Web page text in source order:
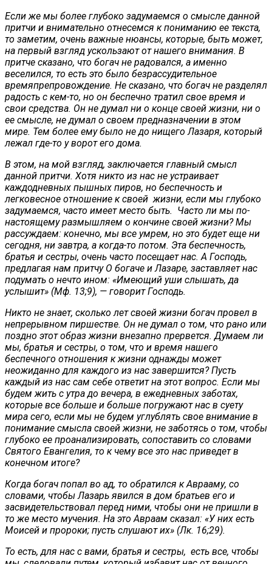
Если же мы более глубоко задумаемся о смысле данной
притчи и внимательно отнесемся к пониманию ее текста,
то заметим, очень важные нюансы, которые, быть может,
на первый взгляд ускользают от нашего внимания. В
притче сказано, что богач не радовался, а именно
веселился, то есть это было безрассудительное
времяпрепровождение. Не сказано, что богач не разделял
радость с кем-то, но он беспечно тратил свое время и
свои средства. Он не думал ни о конце своей жизни, ни о
ее смысле, не думал о своем предназначении в этом
мире. Тем более ему было не до нищего Лазаря, который
лежал где-то у ворот его дома.
В этом, на мой взгляд, заключается главный смысл
данной притчи. Хотя никто из нас не устраивает
каждодневных пышных пиров, но беспечность и
легковесное отношение к своей жизни, если мы глубоко
задумаемся, часто имеет место быть. Часто ли мы по-
настоящему размышляем о кончине своей жизни? Мы
рассуждаем: конечно, мы все умрем, но это будет еще ни
сегодня, ни завтра, а когда-то потом. Эта беспечность,
братья и сестры, очень часто посещает нас. А Господь,
предлагая нам притчу О богаче и Лазаре, заставляет нас
подумать о нечто ином: «Имеющий уши слышать, да
услышит» (Мф. 13;9), — говорит Господь.
Никто не знает, сколько лет своей жизни богач провел в
непрерывном пиршестве. Он не думал о том, что рано или
поздно этот образ жизни внезапно прервется. Думаем ли
мы, братья и сестры, о том, что и время нашего
беспечного отношения к жизни однажды может
неожиданно для каждого из нас завершится? Пусть
каждый из нас сам себе ответит на этот вопрос. Если мы
будем жить с утра до вечера, в ежедневных заботах,
которые все больше и больше погружают нас в суету
мира сего, если мы не будем углублять свое внимание в
понимание смысла своей жизни, не заботясь о том, чтобы
глубоко ее проанализировать, сопоставить со словами
Святого Евангелия, то к чему все это нас приведет в
конечном итоге?
Когда богач попал во ад, то обратился к Аврааму, со
словами, чтобы Лазарь явился в дом братьев его и
засвидетельствовал перед ними, чтобы они не пришли в
то же место мучения. На это Авраам сказал: «У них есть
Моисей и пророки; пусть слушают их» (Лк. 16;29).
То есть, для нас с вами, братья и сестры, есть все, чтобы